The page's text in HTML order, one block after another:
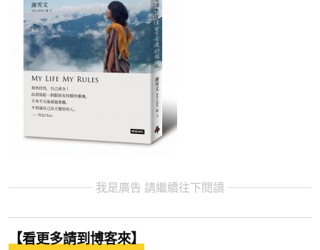
我是廣告 請繼續往下閱讀
【看更多請到博客來】